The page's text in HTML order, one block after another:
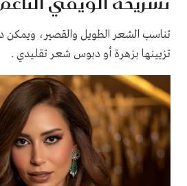
تناسب الشعر الطويل والقصير، ويمكن
تزيينها بزهرة أو دبوس شعر تقليدي .